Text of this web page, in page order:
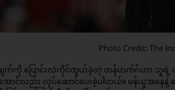
Photo Credit: The
ျက်ကို ပြောင်းလဲကိုင်တွယ်ခဲ့တဲ့ တန်ဟက်ဂ်ဟာ သူရဲ့ ပ
ောင်လည်း လုပ်ဆောင်ပေးခဲ့ပါတယ်။ မန်ယူအနေ